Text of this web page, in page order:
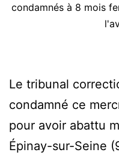
condamnés à 8 mois
Le tribunal
condamné ce
pour avoir abattu
Épinay-sur-Seine